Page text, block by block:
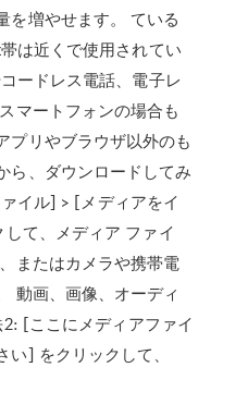
を増やせます。 ている
は近くで使用されてい
ードレス電話、電子レ
マートフォンの場合も
プリやブラウザ以外のも
ら、ダウンロードしてみ
イル] > [メディアをイ
て、メディア ファイ
またはカメラや携帯電
動画、画像、オーディ
[ここにメディアファイ
い] をクリックして、